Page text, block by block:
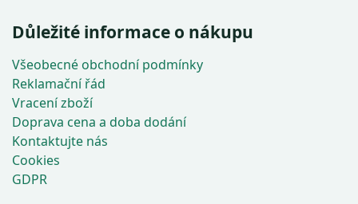
Důležité informace o nákupu
Všeobecné obchodní podmínky
Reklamační řád
Vracení zboží
Doprava cena a doba dodání
Kontaktujte nás
Cookies
GDPR